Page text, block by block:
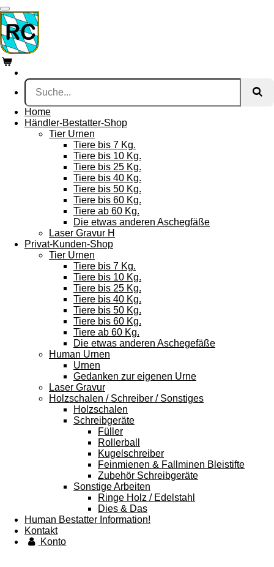
Zum
Hauptinhalt
springen
Home
Händler-Bestatter-Shop
Tier Urnen
Tiere bis 7 Kg.
Tiere bis 10 Kg.
Tiere bis 25 Kg.
Tiere bis 40 Kg.
Tiere bis 50 Kg.
Tiere bis 60 Kg.
Tiere ab 60 Kg.
Die etwas anderen Aschegfäße
Laser Gravur H
Privat-Kunden-Shop
Tier Urnen
Tiere bis 7 Kg.
Tiere bis 10 Kg.
Tiere bis 25 Kg.
Tiere bis 40 Kg.
Tiere bis 50 Kg.
Tiere bis 60 Kg.
Tiere ab 60 Kg.
Die etwas anderen Aschegefäße
Human Urnen
Urnen
Gedanken zur eigenen Urne
Laser Gravur
Holzschalen / Schreiber / Sonstiges
Holzschalen
Schreibgeräte
Füller
Rollerball
Kugelschreiber
Feinmienen & Fallminen Bleistifte
Zubehör Schreibgeräte
Sonstige Arbeiten
Ringe Holz / Edelstahl
Dies & Das
Human Bestatter Information!
Kontakt
Konto